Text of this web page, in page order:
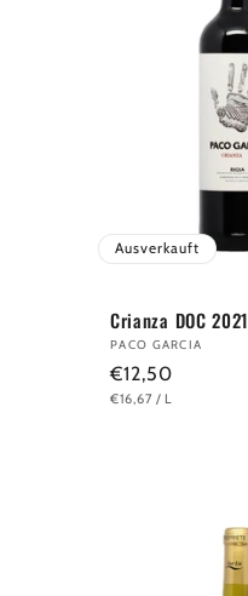
Ausverkauft
Crianza DOC 2021
Anbieter:
PACO GARCIA
Normaler
Preis
€12,50
GRUNDPREIS
€16,67 / PRO
L